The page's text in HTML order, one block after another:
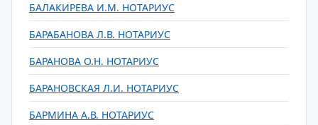
БАЛАКИРЕВА И.М. НОТАРИУС
БАРАБАНОВА Л.В. НОТАРИУС
БАРАНОВА О.Н. НОТАРИУС
БАРАНОВСКАЯ Л.И. НОТАРИУС
БАРМИНА А.В. НОТАРИУС